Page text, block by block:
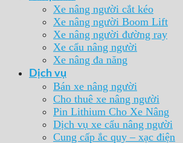
Xe nâng người cắt kéo
Xe nâng người Boom Lift
Xe nâng người đường ray
Xe cẩu nâng người
Xe nâng đa năng
Dịch vụ
Bán xe nâng người
Cho thuê xe nâng người
Pin Lithium Cho Xe Nâng
Dịch vụ xe cẩu nâng người
Cung cấp ắc quy – xạc điện